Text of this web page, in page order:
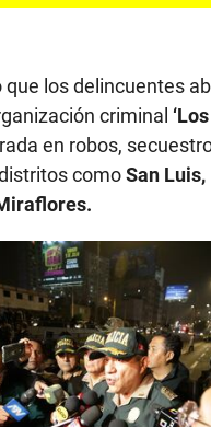
que los delincuentes
criminal
en robos,
comoSan